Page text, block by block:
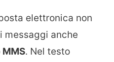
elettronica non
messaggi anche
MMS. Nel testo